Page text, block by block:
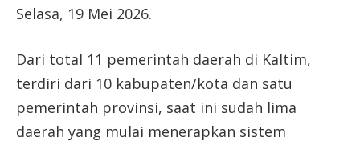
Selasa, 19 Mei 2026.
Dari total 11 pemerintah daerah di Kaltim,
terdiri dari 10 kabupaten/kota dan satu
pemerintah provinsi, saat ini sudah lima
daerah yang mulai menerapkan sistem